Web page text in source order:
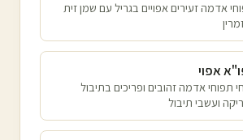
אדמה זעירים אפויים בגריל עם שמן זית
אפוי
תפוחי אדמה זהובים ופריכים בתיבול
ועשבי תיבול